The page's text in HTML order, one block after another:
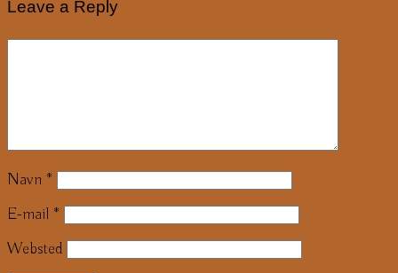
Leave a Reply
Navn *
E-mail *
Websted